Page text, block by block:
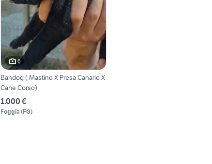
6
Bandog ( Mastino X Presa Canario X
Cane Corso)
1.000 €
Foggia (FG)